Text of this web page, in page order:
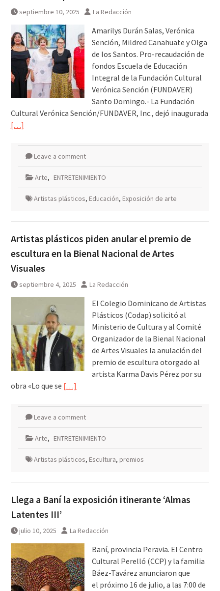
septiembre 10, 2025 La Redacción
Amarilys Durán Salas, Verónica
Sención, Mildred Canahuate y Olga
de los Santos. Pro-recaudación de
fondos Escuela de Educación
Integral de la Fundación Cultural
Verónica Sención (FUNDAVER)
Santo Domingo.- La Fundación
Cultural Verónica Sención/FUNDAVER, Inc., dejó inaugurada
[…]
Leave a comment
Arte, ENTRETENIMIENTO
Artistas plásticos, Educación, Exposición de arte
Artistas plásticos piden anular el premio de
escultura en la Bienal Nacional de Artes
Visuales
septiembre 4, 2025 La Redacción
El Colegio Dominicano de Artistas
Plásticos (Codap) solicitó al
Ministerio de Cultura y al Comité
Organizador de la Bienal Nacional
de Artes Visuales la anulación del
premio de escultura otorgado al
artista Karma Davis Pérez por su
obra «Lo que se […]
Leave a comment
Arte, ENTRETENIMIENTO
Artistas plásticos, Escultura, premios
Llega a Baní la exposición itinerante ‘Almas
Latentes III’
julio 10, 2025 La Redacción
Baní, provincia Peravia. El Centro
Cultural Perelló (CCP) y la familia
Báez-Tavárez anunciaron que
el próximo 16 de julio, a las 7:00 de